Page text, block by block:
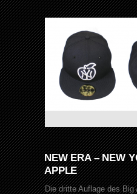
NEW ERA – NEW
APPLE
Die dritte Auflage des Big